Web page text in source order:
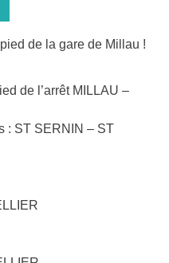
de la gare de Millau !
de l’arrêt MILLAU –
: ST SERNIN – ST